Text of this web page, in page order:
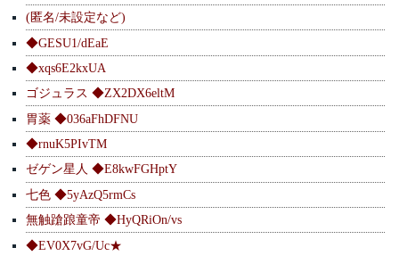
(匿名/未設定など)
◆GESU1/dEaE
◆xqs6E2kxUA
ゴジュラス ◆ZX2DX6eltM
胃薬 ◆036aFhDFNU
◆rnuK5PIvTM
ゼゲン星人 ◆E8kwFGHptY
七色 ◆5yAzQ5rmCs
無触蹌踉童帝 ◆HyQRiOn/vs
◆EV0X7vG/Uc★